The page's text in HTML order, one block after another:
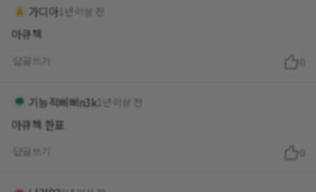
가디아1년 이상 전
아큐첵
답글쓰기
기능적삐삐n3k1년 이상 전
아큐첵 한표
답글쓰기